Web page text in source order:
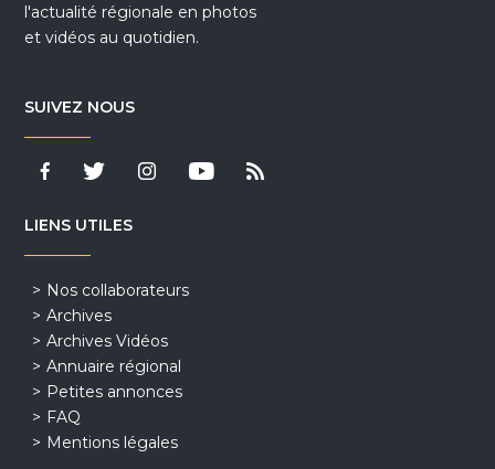
l'actualité régionale en photos
et vidéos au quotidien.
SUIVEZ NOUS
LIENS UTILES
Nos collaborateurs
Archives
Archives Vidéos
Annuaire régional
Petites annonces
FAQ
Mentions légales